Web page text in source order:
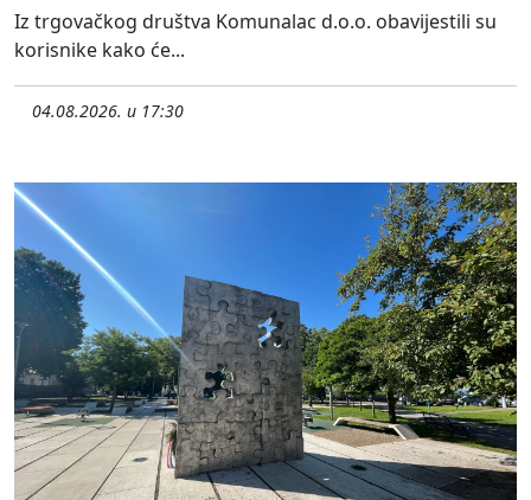
Iz trgovačkog društva Komunalac d.o.o. obavijestili su
korisnike kako će...
04.08.2026. u 17:30